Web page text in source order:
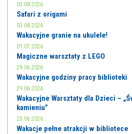
03.08.2026
Safari z origami
03.08.2026
Wakacyjne granie na ukulele!
01.07.2026
Magiczne warsztaty z LEGO
29.06.2026
Wakacyjne godziny pracy biblioteki
29.06.2026
Wakacyjne Warsztaty dla Dzieci –
kamieniu”
25.06.2026
Wakacje pełne atrakcji w bibliotece